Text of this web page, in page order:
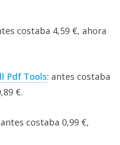
costaba 4,59 €, ahora
Pdf Tools: antes costaba
€.
costaba 0,99 €,